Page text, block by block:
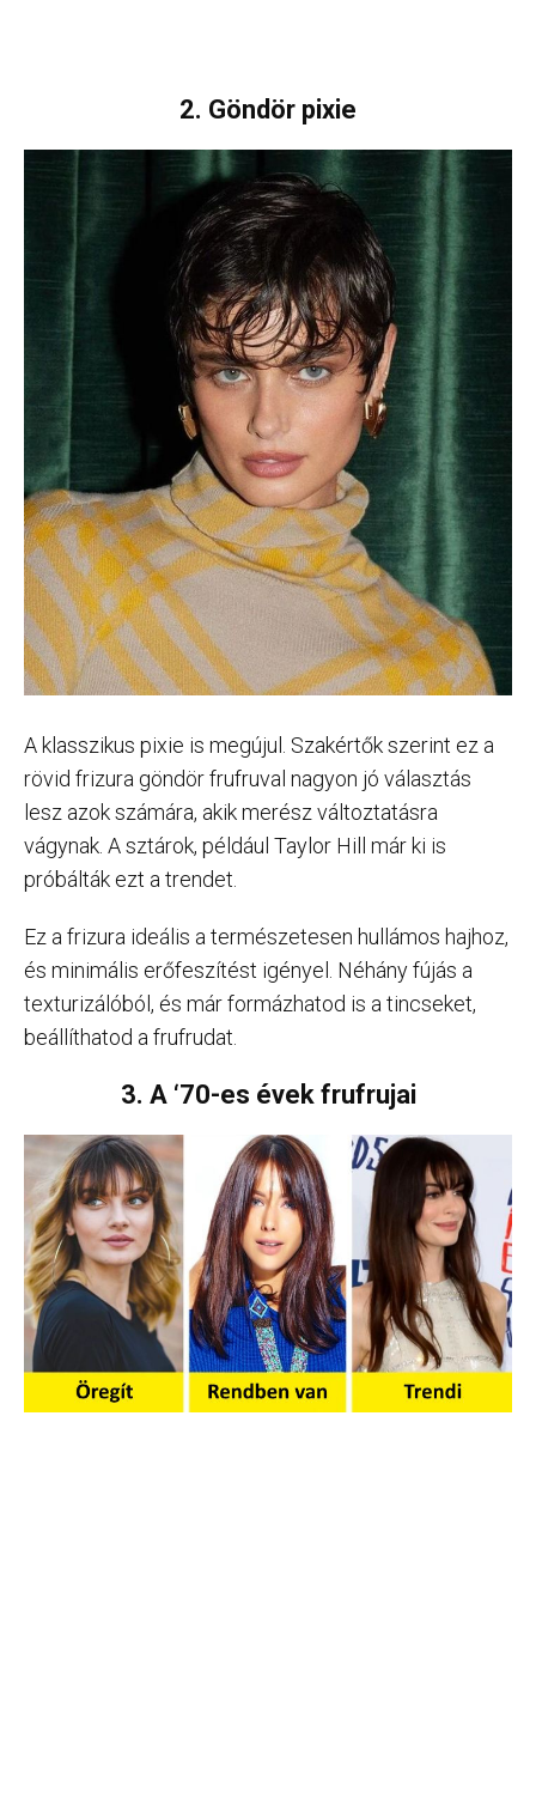
2. Göndör pixie
A klasszikus pixie is megújul. Szakértők szerint ez a
rövid frizura göndör frufruval nagyon jó választás
lesz azok számára, akik merész változtatásra
vágynak. A sztárok, például Taylor Hill már ki is
próbálták ezt a trendet.
Ez a frizura ideális a természetesen hullámos hajhoz,
és minimális erőfeszítést igényel. Néhány fújás a
texturizálóból, és már formázhatod is a tincseket,
beállíthatod a frufrudat.
3. A ‘70-es évek frufrujai